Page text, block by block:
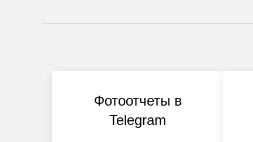
Фотоотчеты в
Telegram